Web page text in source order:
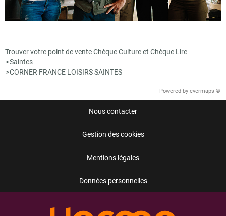
Trouver votre point de vente Chèque Culture et Chèque Lire
>Saintes
>CORNER FRANCE LOISIRS SAINTES
Powered by evermaps ©
Nous contacter
Gestion des cookies
Mentions légales
Données personnelles